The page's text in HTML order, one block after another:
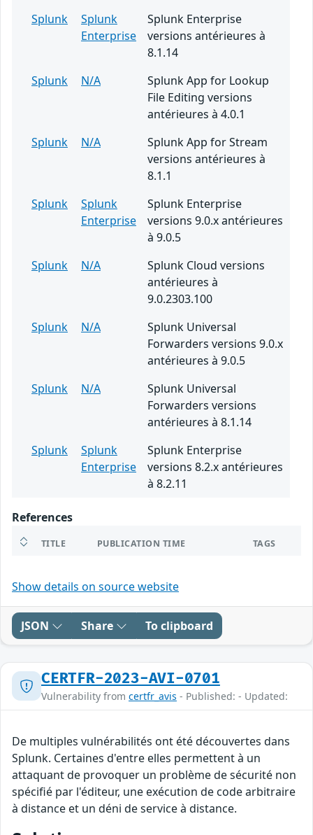
Splunk
Splunk
Enterprise
Splunk Enterprise
versions antérieures à
8.1.14
Splunk
N/A
Splunk App for Lookup
File Editing versions
antérieures à 4.0.1
Splunk
N/A
Splunk App for Stream
versions antérieures à
8.1.1
Splunk
Splunk
Enterprise
Splunk Enterprise
versions 9.0.x antérieures
à 9.0.5
Splunk
N/A
Splunk Cloud versions
antérieures à
9.0.2303.100
Splunk
N/A
Splunk Universal
Forwarders versions 9.0.x
antérieures à 9.0.5
Splunk
N/A
Splunk Universal
Forwarders versions
antérieures à 8.1.14
Splunk
Splunk
Enterprise
Splunk Enterprise
versions 8.2.x antérieures
à 8.2.11
References
TITLE PUBLICATION TIME TAGS
Show details on source website
JSON Share To clipboard
CERTFR-2023-AVI-0701
Vulnerability from certfr_avis - Published: - Updated:
De multiples vulnérabilités ont été découvertes dans
Splunk. Certaines d'entre elles permettent à un
attaquant de provoquer un problème de sécurité non
spécifié par l'éditeur, une exécution de code arbitraire
à distance et un déni de service à distance.